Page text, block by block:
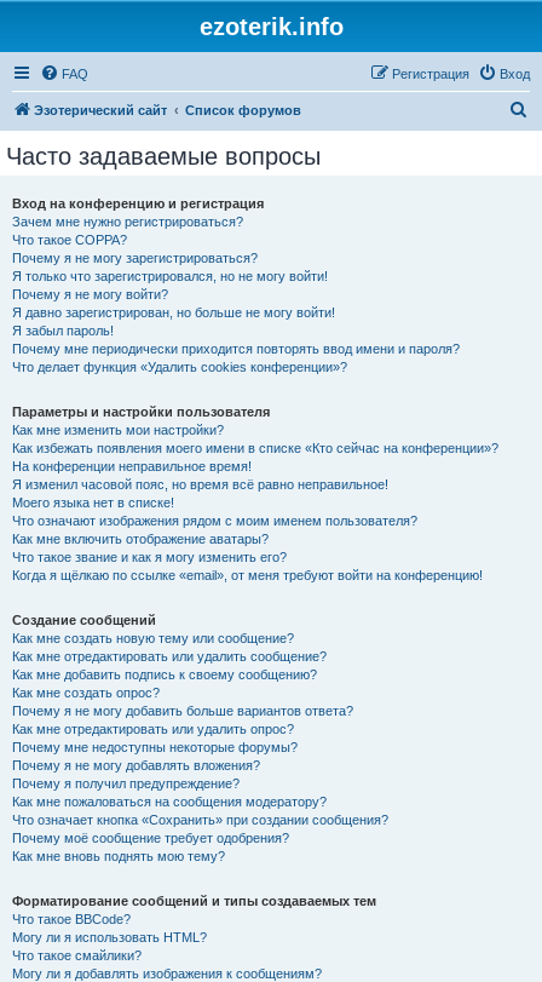
ezoterik.info
FAQ Вход
Регистрация
Эзотерический сайт Список форумов
Часто задаваемые вопросы
Вход на конференцию и регистрация
Зачем мне нужно регистрироваться?
Что такое COPPA?
Почему я не могу зарегистрироваться?
Я только что зарегистрировался, но не могу войти!
Почему я не могу войти?
Я давно зарегистрирован, но больше не могу войти!
Я забыл пароль!
Почему мне периодически приходится повторять ввод имени и пароля?
Что делает функция «Удалить cookies конференции»?
Параметры и настройки пользователя
Как мне изменить мои настройки?
Как избежать появления моего имени в списке «Кто сейчас на конференции»?
На конференции неправильное время!
Я изменил часовой пояс, но время всё равно неправильное!
Моего языка нет в списке!
Что означают изображения рядом с моим именем пользователя?
Как мне включить отображение аватары?
Что такое звание и как я могу изменить его?
Когда я щёлкаю по ссылке «email», от меня требуют войти на конференцию!
Создание сообщений
Как мне создать новую тему или сообщение?
Как мне отредактировать или удалить сообщение?
Как мне добавить подпись к своему сообщению?
Как мне создать опрос?
Почему я не могу добавить больше вариантов ответа?
Как мне отредактировать или удалить опрос?
Почему мне недоступны некоторые форумы?
Почему я не могу добавлять вложения?
Почему я получил предупреждение?
Как мне пожаловаться на сообщения модератору?
Что означает кнопка «Сохранить» при создании сообщения?
Почему моё сообщение требует одобрения?
Как мне вновь поднять мою тему?
Форматирование сообщений и типы создаваемых тем
Что такое BBCode?
Могу ли я использовать HTML?
Что такое смайлики?
Могу ли я добавлять изображения к сообщениям?